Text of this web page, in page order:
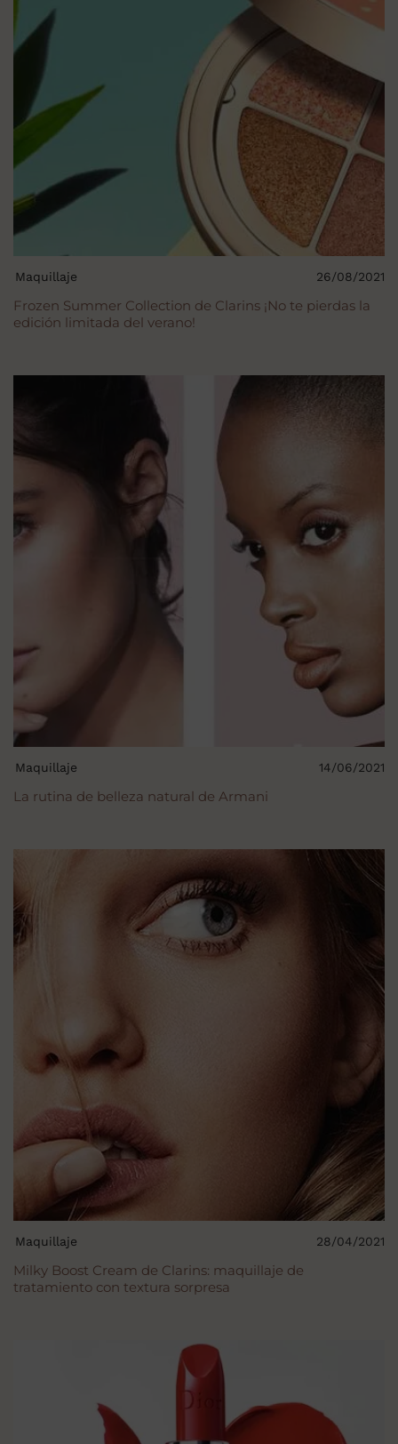
Frozen Summer Collection de Clarins ¡No te pierdas la
edición limitada del verano!
Maquillaje 26/08/2021
La rutina de belleza natural de Armani
Maquillaje 14/06/2021
Milky Boost Cream de Clarins: maquillaje de
tratamiento con textura sorpresa
Maquillaje 28/04/2021